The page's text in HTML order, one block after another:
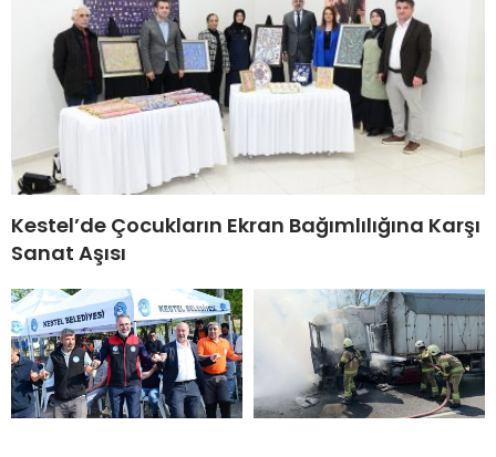
Kestel’de Çocukların Ekran Bağımlılığına Karşı
Sanat Aşısı